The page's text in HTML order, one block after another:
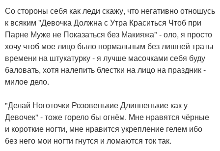
Со стороны себя как леди скажу, что негативно отношусь
к всяким "Девочка Должна с Утра Краситься Чтоб при
Парне Муже не Показаться без Макияжа" - оло, я просто
хочу чтоб мое лицо было нормальным без лишней траты
времени на штукатурку - я лучше масочками себя буду
баловать, хотя налепить блестки на лицо на праздник -
милое дело.
"Делай Ноготочки Розовенькие Длинненькие как у
Девочек" - тоже горело бы огнём. Мне нравятся чёрные
и короткие ногти, мне нравится укрепление гелем ибо
без него мои ногти гнутся и ломаются ток так.